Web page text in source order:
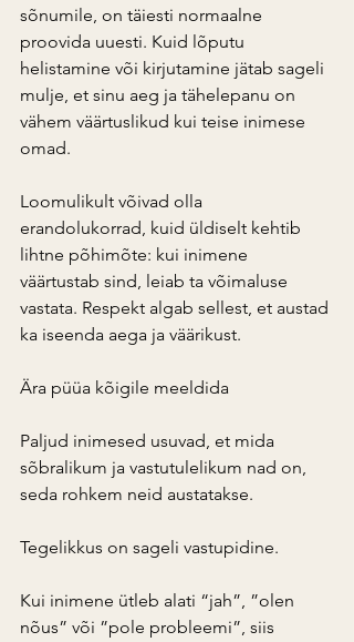
sõnumile, on täiesti normaalne
proovida uuesti. Kuid lõputu
helistamine või kirjutamine jätab sageli
mulje, et sinu aeg ja tähelepanu on
vähem väärtuslikud kui teise inimese
omad.
Loomulikult võivad olla
erandolukorrad, kuid üldiselt kehtib
lihtne põhimõte: kui inimene
väärtustab sind, leiab ta võimaluse
vastata. Respekt algab sellest, et austad
ka iseenda aega ja väärikust.
Ära püüa kõigile meeldida
Paljud inimesed usuvad, et mida
sõbralikum ja vastutulelikum nad on,
seda rohkem neid austatakse.
Tegelikkus on sageli vastupidine.
Kui inimene ütleb alati “jah”, ”olen
nõus” või ”pole probleemi”, siis